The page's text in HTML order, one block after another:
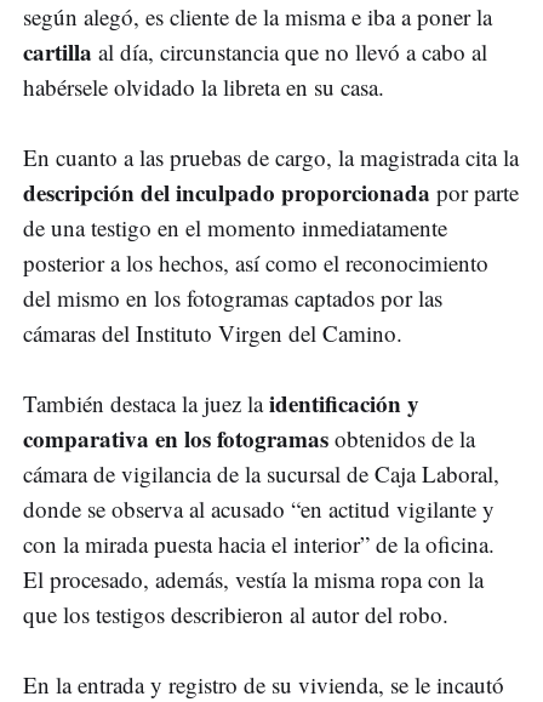
según alegó, es cliente de la misma e iba a poner la
cartilla al día, circunstancia que no llevó a cabo al
habérsele olvidado la libreta en su casa.
En cuanto a las pruebas de cargo, la magistrada cita la
descripción del inculpado proporcionada por parte
de una testigo en el momento inmediatamente
posterior a los hechos, así como el reconocimiento
del mismo en los fotogramas captados por las
cámaras del Instituto Virgen del Camino.
También destaca la juez laidentificación y
comparativa en los fotogramas obtenidos de la
cámara de vigilancia de la sucursal de Caja Laboral,
donde se observa al acusado “en actitud vigilante y
con la mirada puesta hacia el interior” de la oficina.
El procesado, además, vestía la misma ropa con la
que los testigos describieron al autor del robo.
En la entrada y registro de su vivienda, se le incautó